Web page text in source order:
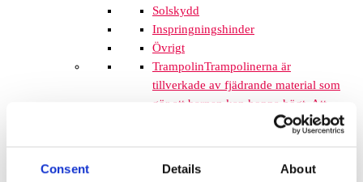
Consent Details About
Solskydd
Inspringningshinder
Övrigt
TrampolinTrampolinerna är
tillverkade av fjädrande material som
gör att barnen kan hoppa högt. Att
komplettera lekplatsen med
tar inte mycket plats och de fälls ner